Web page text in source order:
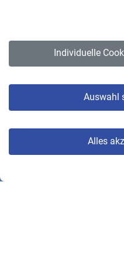
Individuelle
Auswahl
Alles
Erklärung zur Barrierefreiheit
© VBL 2026